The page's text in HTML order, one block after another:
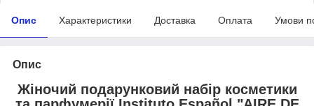
Опис Характеристики Доставка Оплата Умови
Опис
Жіночий подарунковий набір косметики